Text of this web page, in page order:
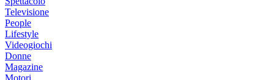
Televisione
People
Lifestyle
Videogiochi
Donne
Magazine
Motori